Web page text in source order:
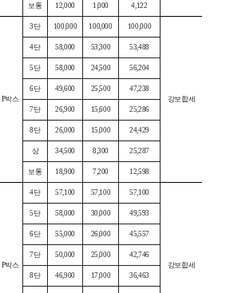
보통 12,000 1,000 4,122
P박스
3단 100,000 100,000 100,000
강보합세
4단 58,000 53,300 53,488
5단 58,000 24,500 56,204
6단 49,600 25,500 47,238
7단 26,900 15,600 25,286
8단 26,000 15,000 24,429
상 34,500 8,300 25,287
보통 18,900 7,200 12,598
P박스
4단 57,100 57,100 57,100
강보합세
5단 58,000 30,000 49,593
6단 55,000 26,000 45,557
7단 50,000 25,000 42,746
8단 46,900 17,000 36,463